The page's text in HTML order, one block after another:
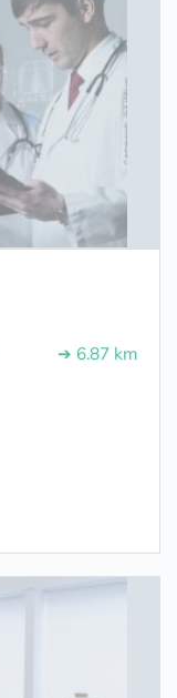
➔ 6.87 km